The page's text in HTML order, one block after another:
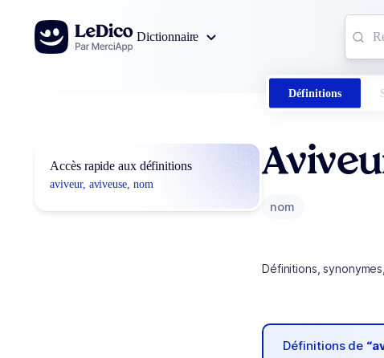
Aller au contenu
Dictionnaire
Définitions
Accès rapide aux définitions
aviveur, aviveuse, nom
nom
Définitions,
Définitions de